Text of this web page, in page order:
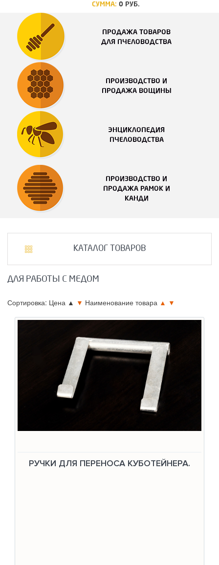
СУММА: 0 РУБ.
ПРОДАЖА ТОВАРОВ
ДЛЯ ПЧЕЛОВОДСТВА
ПРОИЗВОДСТВО И
ПРОДАЖА ВОЩИНЫ
ЭНЦИКЛОПЕДИЯ
ПЧЕЛОВОДСТВА
ПРОИЗВОДСТВО И
ПРОДАЖА РАМОК И
КАНДИ
КАТАЛОГ ТОВАРОВ
ДЛЯ РАБОТЫ С МЕДОМ
Сортировка: Цена ▲ ▼ Наименование товара ▲ ▼
РУЧКИ ДЛЯ ПЕРЕНОСА КУБОТЕЙНЕРА.